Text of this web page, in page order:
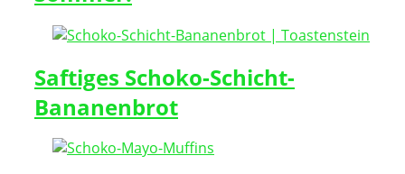
Saftiges Schoko-Schicht-
Bananenbrot